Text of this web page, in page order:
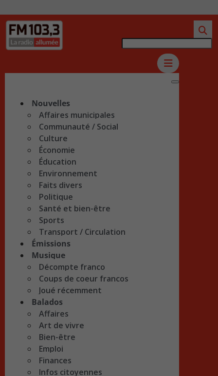
Nouvelles
Affaires municipales
Communauté / Social
Culture
Économie
Éducation
Environnement
Faits divers
Politique
Santé et bien-être
Sports
Transport / Circulation
Émissions
Musique
Décompte franco
Coups de coeur francos
Joué récemment
Balados
Affaires
Art de vivre
Bien-être
Emploi
Finances
Infos citoyennes